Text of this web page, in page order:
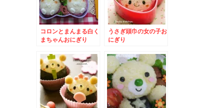
コロンとまんまる白く
まちゃんおにぎり
うさぎ頭巾の女の子お
にぎり